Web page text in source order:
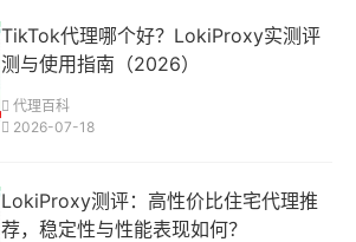
TikTok代理哪个好？LokiProxy实测评
测与使用指南（2026）
代理百科
2026-07-18
LokiProxy测评：高性价比住宅代理推
荐，稳定性与性能表现如何？